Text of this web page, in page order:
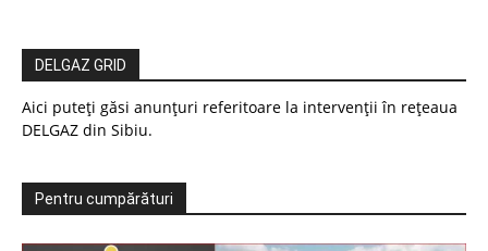
DELGAZ GRID
Aici puteți găsi anunțuri referitoare la intervenții în rețeaua
DELGAZ din Sibiu.
Pentru cumpărături